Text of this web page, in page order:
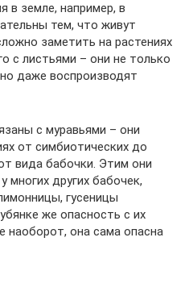
в земле, например, в
тем, что живут
заметить на растениях
с листьями – они не только
даже воспроизводят
с муравьями – они
от симбиотических до
вида бабочки. Этим они
многих других бабочек,
гусеницы
же опасность с их
наоборот, она сама опасна